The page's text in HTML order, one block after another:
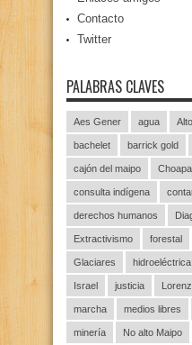
Contacto
Twitter
PALABRAS CLAVES
Aes Gener agua
bachelet barrick gold
cajón del maipo Choapa
consulta indígena
derechos humanos
Extractivismo forestal
Glaciares hidroeléctrica
Israel justicia
marcha medios libres
minería No alto Maipo